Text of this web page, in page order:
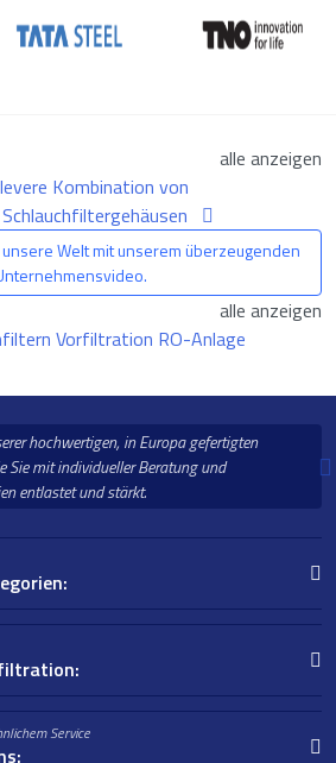
alle anzeigen
Kombination von
Welt mit unserem überzeugenden
alle anzeigen
Vorfiltration RO-Anlage
hochwertigen, in Europa gefertigten
Sie mit individueller Beratung und
entlastet und stärkt.
Service